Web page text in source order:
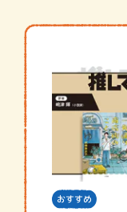
おすすめ